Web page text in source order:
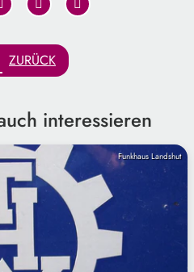
ZURÜCK
interessieren
Funkhaus Landshut